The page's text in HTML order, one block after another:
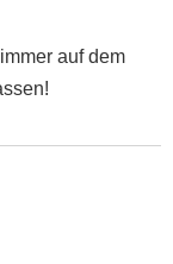
auf dem